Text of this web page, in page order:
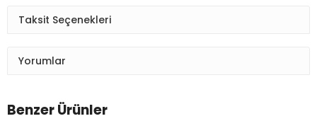
Taksit Seçenekleri
Yorumlar
Benzer Ürünler